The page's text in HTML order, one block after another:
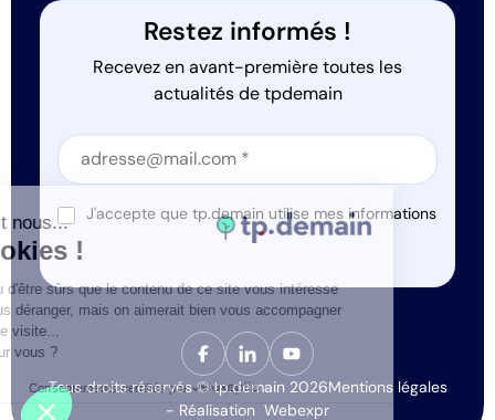
Restez informés !
Recevez en avant-première toutes les
actualités de tpdemain
Section
Section
J'accepte que tp.demain utilise mes informations
*
Tous droits réservés © tp.demain 2026Mentions légales
- Réalisation Webexpr
c'est nous...
Cookies !
a attendu d'être sûrs que le contenu de ce site vous intéresse
de vous déranger, mais on aimerait bien vous accompagner
votre visite...
OK pour vous ?
Consentements certifiés par